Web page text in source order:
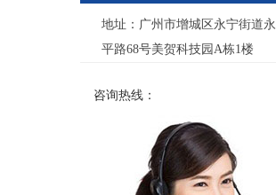
地址：广州市增城区永宁街道永
平路68号美贺科技园A栋1楼
咨询热线：